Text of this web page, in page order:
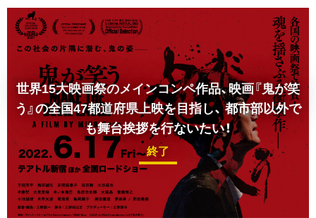
世界15大映画祭のメインコンペ作品、映画『鬼が笑
う』の全国47都道府県上映を目指し、都市部以外で
も舞台挨拶を行ないたい！
終了